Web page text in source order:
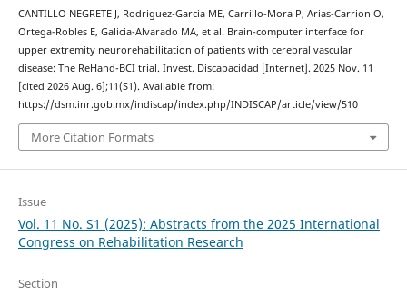
CANTILLO NEGRETE J, Rodriguez-Garcia ME, Carrillo-Mora P, Arias-Carrion O,
Ortega-Robles E, Galicia-Alvarado MA, et al. Brain-computer interface for
upper extremity neurorehabilitation of patients with cerebral vascular
disease: The ReHand-BCI trial. Invest. Discapacidad [Internet]. 2025 Nov. 11
[cited 2026 Aug. 6];11(S1). Available from:
https://dsm.inr.gob.mx/indiscap/index.php/INDISCAP/article/view/510
More Citation Formats
Issue
Vol. 11 No. S1 (2025): Abstracts from the 2025 International
Congress on Rehabilitation Research
Section